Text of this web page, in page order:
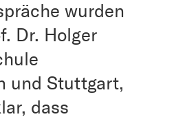
wurden
Dr. Holger
und Stuttgart,
dass